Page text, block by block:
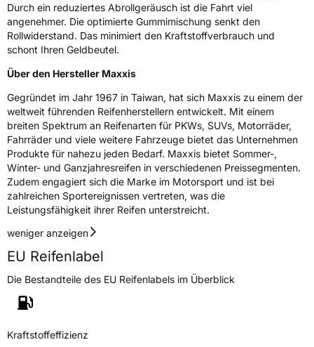
HerstellerkontaktMaxxis Tech Center Europe B.V.,
Neutronenlaan 7 5405NG Uden Noord
Brabant Niederlande,
regulation@maxxistce.nl
Durch ein reduziertes Abrollgeräusch ist die Fahrt viel
angenehmer. Die optimierte Gummimischung senkt den
Rollwiderstand. Das minimiert den Kraftstoffverbrauch und
schont Ihren Geldbeutel.
Über den Hersteller Maxxis
Gegründet im Jahr 1967 in Taiwan, hat sich Maxxis zu einem der
weltweit führenden Reifenherstellern entwickelt. Mit einem
breiten Spektrum an Reifenarten für PKWs, SUVs, Motorräder,
Fahrräder und viele weitere Fahrzeuge bietet das Unternehmen
Produkte für nahezu jeden Bedarf. Maxxis bietet Sommer-,
Winter- und Ganzjahresreifen in verschiedenen Preissegmenten.
Zudem engagiert sich die Marke im Motorsport und ist bei
zahlreichen Sportereignissen vertreten, was die
Leistungsfähigkeit ihrer Reifen unterstreicht.
weniger anzeigen
EU Reifenlabel
Die Bestandteile des EU Reifenlabels im Überblick
Kraftstoffeffizienz